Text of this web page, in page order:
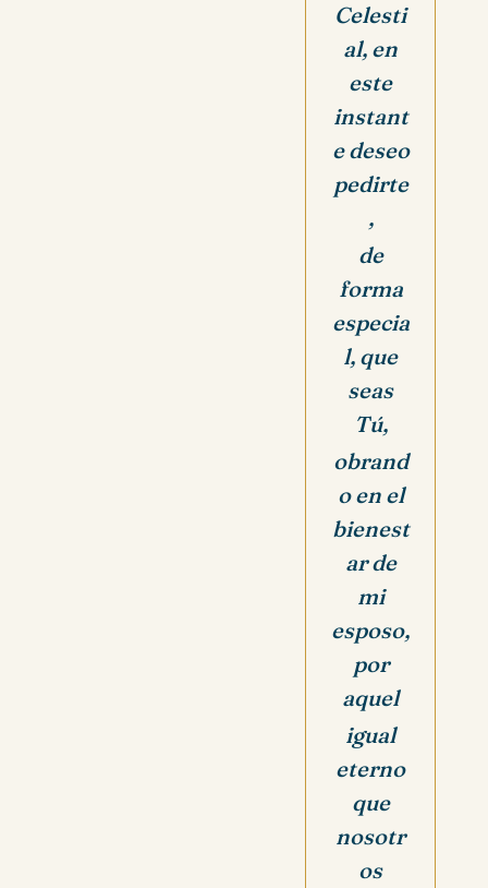
Celesti
al, en
este
instant
e deseo
pedirte
,
de
forma
especia
l, que
seas
Tú,
obrand
o en el
bienest
ar de
mi
esposo,
por
aquel
igual
eterno
que
nosotr
os